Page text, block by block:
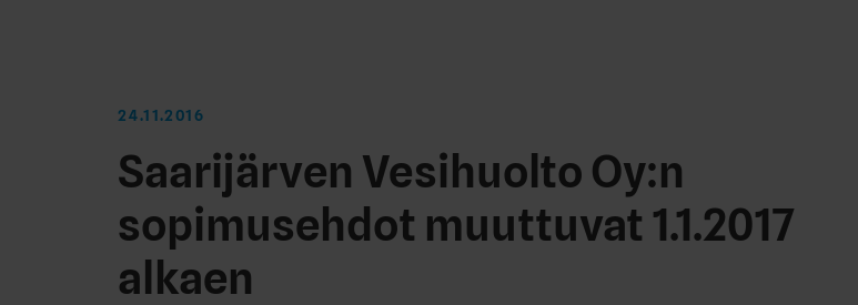
24.11.2016
Saarijärven Vesihuolto Oy:n
sopimusehdot muuttuvat 1.1.2017
alkaen